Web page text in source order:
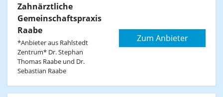
Zahnärztliche
Gemeinschaftspraxis
Raabe
*Anbieter aus Rahlstedt
Zentrum* Dr. Stephan
Thomas Raabe und Dr.
Sebastian Raabe
Zum Anbieter